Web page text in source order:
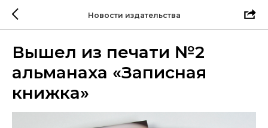
Новости издательства
Вышел из печати №2
альманаха «Записная
книжка»